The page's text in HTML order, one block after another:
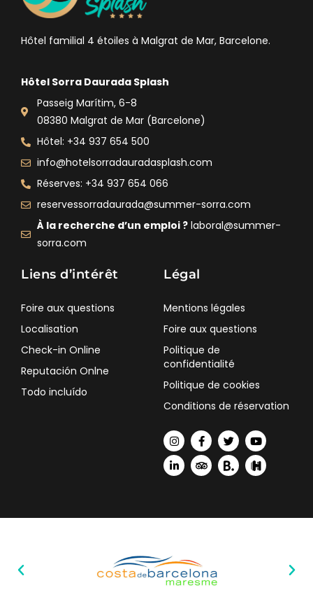
Hôtel familial 4 étoiles à Malgrat de Mar, Barcelone.
Hôtel Sorra Daurada Splash
Passeig Marítim, 6-8
08380 Malgrat de Mar (Barcelone)
Hôtel: +34 937 654 500
info@hotelsorradauradasplash.com
Réserves: +34 937 654 066
reservessorradaurada@summer-sorra.com
À la recherche d’un emploi ?laboral@summer-
sorra.com
Liens d’intérêt
Foire aux questions
Localisation
Check-in Online
Reputación Onlne
Todo incluído
Légal
Mentions légales
Foire aux questions
Politique de
confidentialité
Politique de cookies
Conditions de réservation